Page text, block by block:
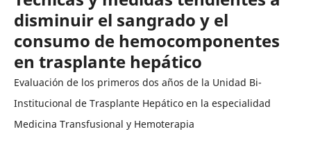
disminuir el sangrado y el
consumo de hemocomponentes
en trasplante hepático
Evaluación de los primeros dos años de la Unidad Bi-
Institucional de Trasplante Hepático en la especialidad
Medicina Transfusional y Hemoterapia